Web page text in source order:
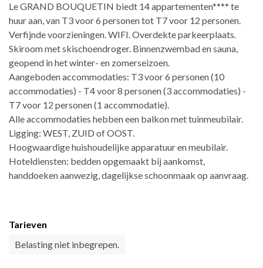
Le GRAND BOUQUETIN biedt 14 appartementen**** te
huur aan, van T3 voor 6 personen tot T7 voor 12 personen.
Verfijnde voorzieningen. WIFI. Overdekte parkeerplaats.
Skiroom met skischoendroger. Binnenzwembad en sauna,
geopend in het winter- en zomerseizoen.
Aangeboden accommodaties: T3 voor 6 personen (10
accommodaties) - T4 voor 8 personen (3 accommodaties) -
T7 voor 12 personen (1 accommodatie).
Alle accommodaties hebben een balkon met tuinmeubilair.
Ligging: WEST, ZUID of OOST.
Hoogwaardige huishoudelijke apparatuur en meubilair.
Hoteldiensten: bedden opgemaakt bij aankomst,
handdoeken aanwezig, dagelijkse schoonmaak op aanvraag.
Tarieven
Belasting niet inbegrepen.